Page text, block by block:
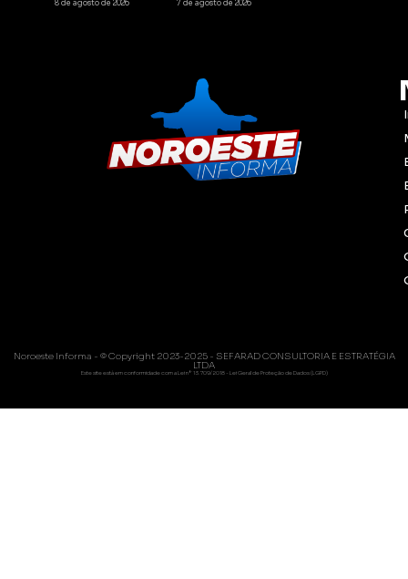
8 de agosto de 2026 7 de agosto de 2026
Noroeste Informa - © Copyright 2023-2025 - SEFARAD CONSULTORIA E ESTRATÉGIA
LTDA
Este site está em conformidade com a Lei nº 13.709/2018 - Lei Geral de Proteção de Dados (LGPD)